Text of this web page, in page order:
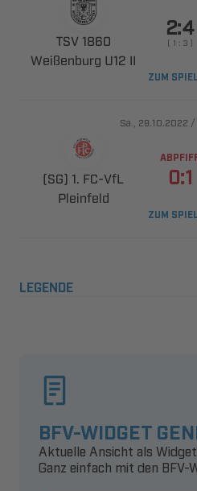
 
  

    
ZUM
.,  /
  ​


ZUM
LEGENDE
BFV-WIDGET
Aktuelle Ansicht als
Ganz einfach mit den BFV-